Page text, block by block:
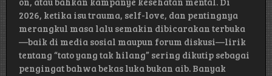
2026, ketika isu trauma, self-love, dan pentingnya
merangkul masa lalu semakin dibicarakan terbuka
—baik di media sosial maupun forum diskusi—lirik
tentang “tato yang tak hilang” sering dikutip sebagai
pengingat bahwa bekas luka bukan aib. Banyak